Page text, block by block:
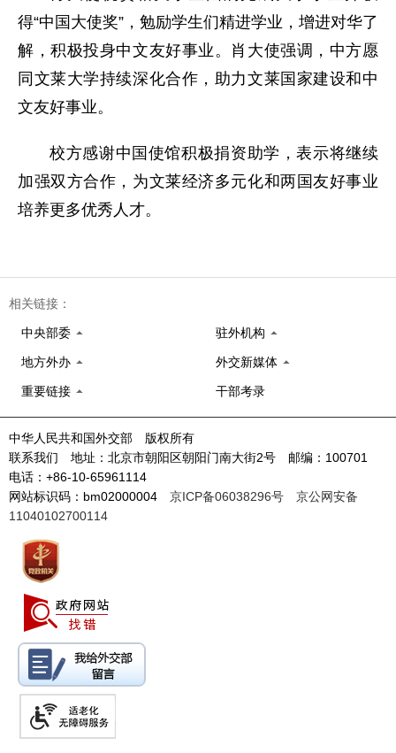
得“中国大使奖”，勉励学生们精进学业，增进对华了
解，积极投身中文友好事业。肖大使强调，中方愿
同文莱大学持续深化合作，助力文莱国家建设和中
文友好事业。
校方感谢中国使馆积极捐资助学，表示将继续
加强双方合作，为文莱经济多元化和两国友好事业
培养更多优秀人才。
相关链接：
中央部委 驻外机构
地方外办 外交新媒体
重要链接 干部考录
中华人民共和国外交部 版权所有
联系我们 地址：北京市朝阳区朝阳门南大街2号 邮编：100701
电话：+86-10-65961114
网站标识码：bm02000004 京ICP备06038296号
京公网安备
11040102700114